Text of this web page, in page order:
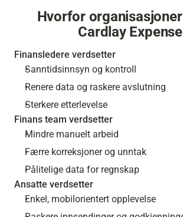
Hvorfor
Cardlay
Finansledere verdsetter
Sanntidsinnsyn og kontroll
Renere data og raskere avslutning
Sterkere etterlevelse
Finans team verdsetter
Mindre manuelt arbeid
Færre korreksjoner og unntak
Pålitelige data for regnskap
Ansatte verdsetter
Enkel, mobilorientert opplevelse